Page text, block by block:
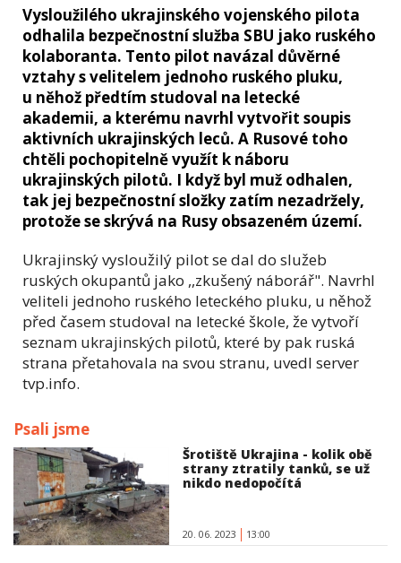
Vysloužilého ukrajinského vojenského pilota
odhalila bezpečnostní služba SBU jako ruského
kolaboranta. Tento pilot navázal důvěrné
vztahy s velitelem jednoho ruského pluku,
u něhož předtím studoval na letecké
akademii, a kterému navrhl vytvořit soupis
aktivních ukrajinských leců. A Rusové toho
chtěli pochopitelně využít k náboru
ukrajinských pilotů. I když byl muž odhalen,
tak jej bezpečnostní složky zatím nezadržely,
protože se skrývá na Rusy obsazeném území.
Ukrajinský vysloužilý pilot se dal do služeb
ruských okupantů jako ,,zkušený náborář". Navrhl
veliteli jednoho ruského leteckého pluku, u něhož
před časem studoval na letecké škole, že vytvoří
seznam ukrajinských pilotů, které by pak ruská
strana přetahovala na svou stranu, uvedl server
tvp.info.
Psali jsme
Šrotiště Ukrajina - kolik obě
strany ztratily tanků, se už
nikdo nedopočítá
20. 06. 2023 13:00